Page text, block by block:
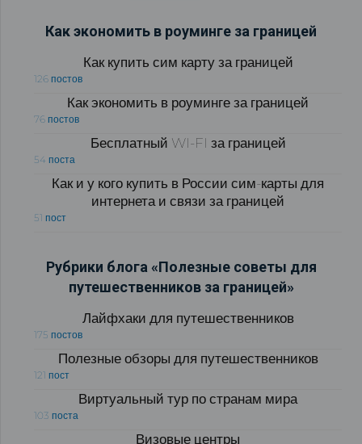
Как экономить в роуминге за границей
Как купить сим карту за границей
126 постов
Как экономить в роуминге за границей
76 постов
Бесплатный WI-FI за границей
54 поста
Как и у кого купить в России сим-карты для
интернета и связи за границей
51 пост
Рубрики блога «Полезные советы для
путешественников за границей»
Лайфхаки для путешественников
175 постов
Полезные обзоры для путешественников
121 пост
Виртуальный тур по странам мира
103 поста
Визовые центры